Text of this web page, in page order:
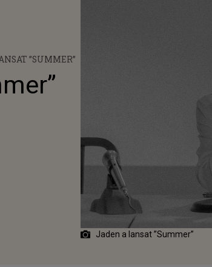
”SUMMER”
Jaden a lansat ”Summer”